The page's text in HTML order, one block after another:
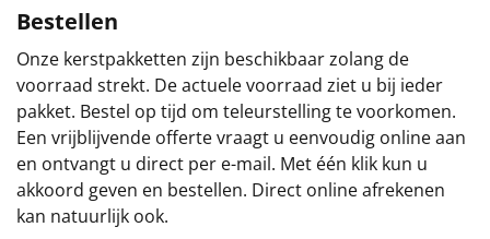
Kerstgeschenken 2026
Relatiegeschenken
Cadeaubon
Per stuk
Bestellen
Onze kerstpakketten zijn beschikbaar zolang de
voorraad strekt. De actuele voorraad ziet u bij ieder
pakket. Bestel op tijd om teleurstelling te voorkomen.
Een vrijblijvende offerte vraagt u eenvoudig online aan
en ontvangt u direct per e-mail. Met één klik kun u
akkoord geven en bestellen. Direct online afrekenen
kan natuurlijk ook.